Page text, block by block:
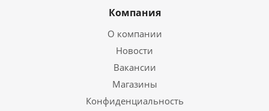
Компания
О компании
Новости
Вакансии
Магазины
Конфиденциальность